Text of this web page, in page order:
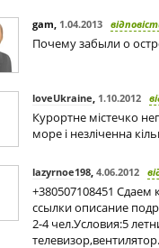
gam, 1.04.2013
Почему забыли о
loveUkraine, 1.10.2012
Курортне містечко
море і незліченна
lazyrnoe198, 4.06.2012
+380507108451
ссылки описание
2-4 чел.Условия:5